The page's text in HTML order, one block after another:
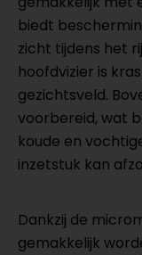
biedt
zicht tijdens het
hoofdvizier is
gezichtsveld.
voorbereid, wat
koude en
inzetstuk kan
Dankzij de
gemakkelijk